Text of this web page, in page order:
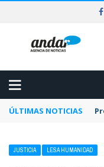
ÚLTIMAS NOTICIAS
JUSTICIA LESA HUMANIDAD